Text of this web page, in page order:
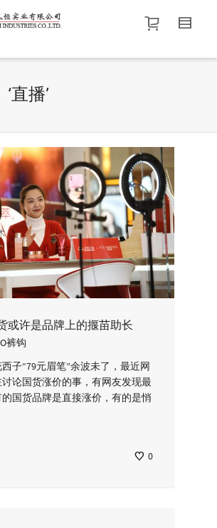
衬衫尺码
价格介于
直播’
或许是品牌上的揠苗助长
裤钩
子“79元眉笔”余波未了，最近网
论国货涨价的事，有网友发现最
国货品牌是直接涨价，有的是悄
0